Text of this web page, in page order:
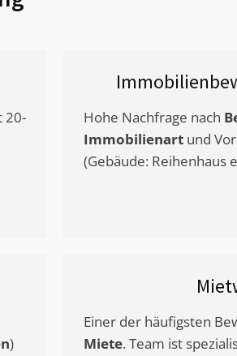
20-
Hohe Nachfrage nach
Immobilienart und
(Gebäude: Reihenhaus
)
Einer der häufigsten
Miete. Team ist